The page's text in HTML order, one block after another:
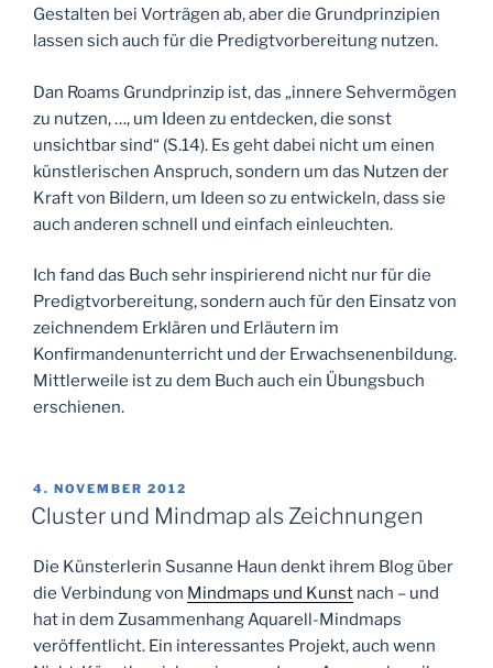
Gestalten bei Vorträgen ab, aber die Grundprinzipien
lassen sich auch für die Predigtvorbereitung nutzen.
Dan Roams Grundprinzip ist, das „innere Sehvermögen
zu nutzen, …, um Ideen zu entdecken, die sonst
unsichtbar sind“ (S.14). Es geht dabei nicht um einen
künstlerischen Anspruch, sondern um das Nutzen der
Kraft von Bildern, um Ideen so zu entwickeln, dass sie
auch anderen schnell und einfach einleuchten.
Ich fand das Buch sehr inspirierend nicht nur für die
Predigtvorbereitung, sondern auch für den Einsatz von
zeichnendem Erklären und Erläutern im
Konfirmandenunterricht und der Erwachsenenbildung.
Mittlerweile ist zu dem Buch auch ein Übungsbuch
erschienen.
VERÖFFENTLICHT
AM
4. NOVEMBER 2012
Cluster und Mindmap als Zeichnungen
Die Künsterlerin Susanne Haun denkt ihrem Blog über
die Verbindung von Mindmaps und Kunst nach – und
hat in dem Zusammenhang Aquarell-Mindmaps
veröffentlicht. Ein interessantes Projekt, auch wenn